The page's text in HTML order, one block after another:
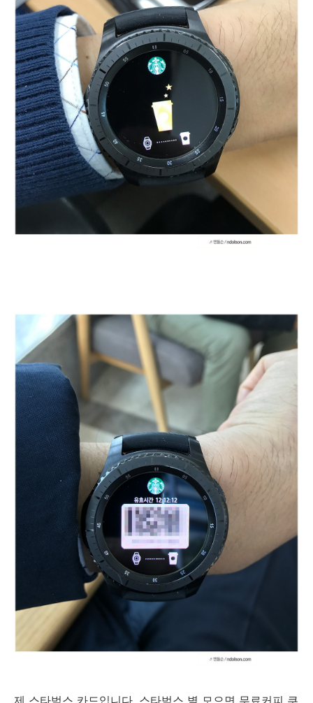
제 스타벅스 카드입니다. 스타벅스 별 모으면 무료커피 쿠